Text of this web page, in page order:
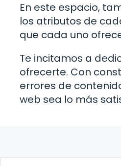
En este espacio,
los atributos de
que cada uno
Te incitamos a
ofrecerte. Con
errores de
web sea lo más